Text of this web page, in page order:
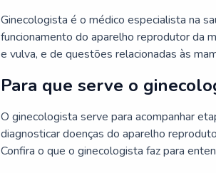
Ginecologista é o médico especialista na
funcionamento do aparelho reprodutor da
e vulva, e de questões relacionadas às
Para que serve o
O ginecologista serve para acompanhar
diagnosticar doenças do aparelho
Confira o que o ginecologista faz para